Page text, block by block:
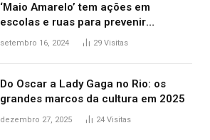
‘Maio Amarelo’ tem ações em
escolas e ruas para prevenir
acidentes no trânsito no AP
setembro 16, 2024 29 Visitas
Do Oscar a Lady Gaga no Rio: os
grandes marcos da cultura em 2025
dezembro 27, 2025 24 Visitas